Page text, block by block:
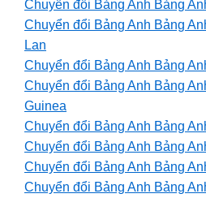
Chuyển đổi Bảng Anh Bảng
Chuyển đổi Bảng Anh Bảng
Lan
Chuyển đổi Bảng Anh Bảng
Chuyển đổi Bảng Anh Bảng
Guinea
Chuyển đổi Bảng Anh Bảng
Chuyển đổi Bảng Anh Bảng
Chuyển đổi Bảng Anh Bảng
Chuyển đổi Bảng Anh Bảng